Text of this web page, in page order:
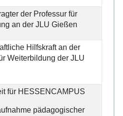
der Professur für
an der JLU Gießen
Hilfskraft an der
Weiterbildung der JLU
für HESSENCAMPUS
pädagogischer